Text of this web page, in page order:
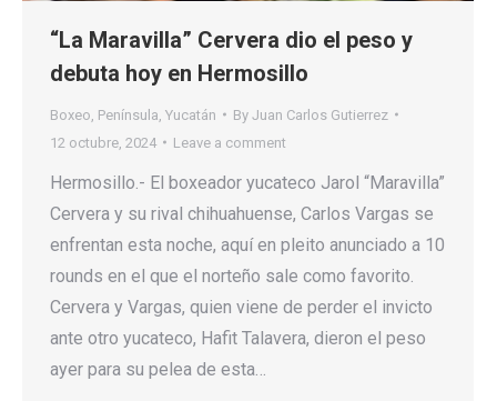
“La Maravilla” Cervera dio el peso y
debuta hoy en Hermosillo
Boxeo Península Yucatán By Juan Carlos Gutierrez
12 octubre, 2024
Leave a comment
Hermosillo.- El boxeador yucateco Jarol “Maravilla”
Cervera y su rival chihuahuense, Carlos Vargas se
enfrentan esta noche, aquí en pleito anunciado a 10
rounds en el que el norteño sale como favorito.
Cervera y Vargas, quien viene de perder el invicto
ante otro yucateco, Hafit Talavera, dieron el peso
ayer para su pelea de esta…